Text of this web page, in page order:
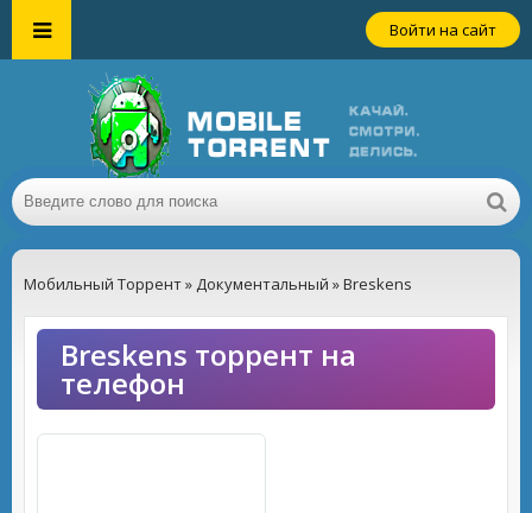
Войти на сайт
Мобильный Торрент» Документальный » Breskens
Breskens торрент на
телефон